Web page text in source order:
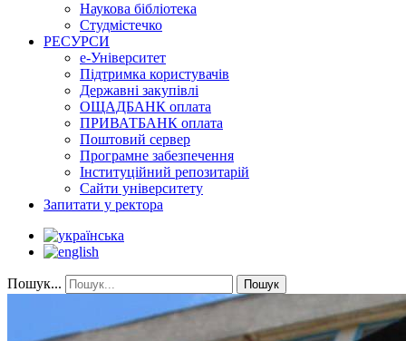
Наукова бібліотека
Студмістечко
РЕСУРСИ
е-Університет
Підтримка користувачів
Державні закупівлі
ОЩАДБАНК оплата
ПРИВАТБАНК оплата
Поштовий сервер
Програмне забезпечення
Інституційний репозитарій
Сайти університету
Запитати у ректора
Пошук... Пошук